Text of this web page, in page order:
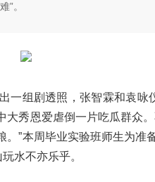
”。
一组剧透照，张智霖和袁咏
秀恩爱虐倒一片吃瓜群众
”本周毕业实验班师生为准
水不亦乐乎。